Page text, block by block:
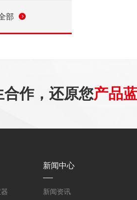
部
作，还原您产品
新闻中心
新闻资讯